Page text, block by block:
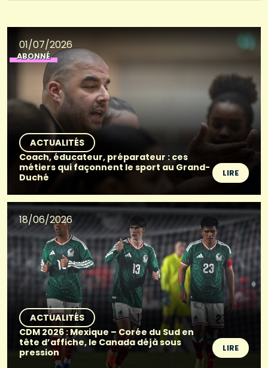
01/07/2026
ABONNÉ
ACTUALITÉS
Coach, éducateur, préparateur : ces
métiers qui façonnent le sport au Grand-
Duché
LIRE
18/06/2026
ACTUALITÉS
CDM 2026 : Mexique – Corée du Sud en
tête d’affiche, le Canada déjà sous
pression
LIRE